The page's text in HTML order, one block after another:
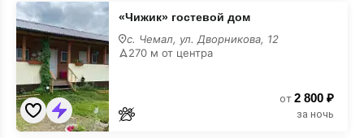
«Чижик»
гостевой
дом
«Чижик» гостевой дом
с. Чемал, ул. Дворникова, 12
270 м от центра
от 2 800 ₽
за ночь